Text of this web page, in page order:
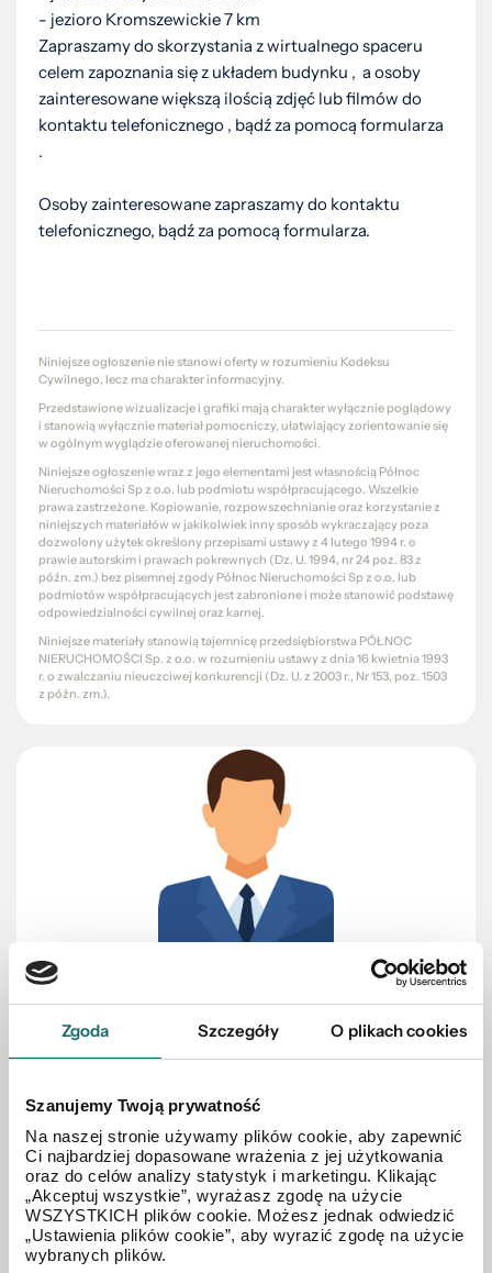
Zgoda Szczegóły O plikach cookies
Szanujemy Twoją prywatność
Na naszej stronie używamy plików cookie, aby zapewnić
Ci najbardziej dopasowane wrażenia z jej użytkowania
oraz do celów analizy statystyk i marketingu. Klikając
„Akceptuj wszystkie”, wyrażasz zgodę na użycie
WSZYSTKICH plików cookie. Możesz jednak odwiedzić
„Ustawienia plików cookie”, aby wyrazić zgodę na użycie
wybranych plików.
- jezioro Kromszewickie 7 km
Zapraszamy do skorzystania z wirtualnego spaceru
celem zapoznania się z układem budynku , a osoby
zainteresowane większą ilością zdjęć lub filmów do
kontaktu telefonicznego , bądź za pomocą formularza
.
Osoby zainteresowane zapraszamy do kontaktu
telefonicznego, bądź za pomocą formularza.
Niniejsze ogłoszenie nie stanowi oferty w rozumieniu Kodeksu
Cywilnego, lecz ma charakter informacyjny.
Przedstawione wizualizacje i grafiki mają charakter wyłącznie poglądowy
i stanowią wyłącznie materiał pomocniczy, ułatwiający zorientowanie się
w ogólnym wyglądzie oferowanej nieruchomości.
Niniejsze ogłoszenie wraz z jego elementami jest własnością Północ
Nieruchomości Sp z o.o. lub podmiotu współpracującego. Wszelkie
prawa zastrzeżone. Kopiowanie, rozpowszechnianie oraz korzystanie z
niniejszych materiałów w jakikolwiek inny sposób wykraczający poza
dozwolony użytek określony przepisami ustawy z 4 lutego 1994 r. o
prawie autorskim i prawach pokrewnych (Dz. U. 1994, nr 24 poz. 83 z
późn. zm.) bez pisemnej zgody Północ Nieruchomości Sp z o.o. lub
podmiotów współpracujących jest zabronione i może stanowić podstawę
odpowiedzialności cywilnej oraz karnej.
Niniejsze materiały stanowią tajemnicę przedsiębiorstwa PÓŁNOC
NIERUCHOMOŚCI Sp. z o.o. w rozumieniu ustawy z dnia 16 kwietnia 1993
r. o zwalczaniu nieuczciwej konkurencji (Dz. U. z 2003 r., Nr 153, poz. 1503
z późn. zm.).
PROWADZĄCY OFERTĘ
Tomasz Wachulak
607 869 488
twachulak@polnoc.pl
Oddział Włocławek